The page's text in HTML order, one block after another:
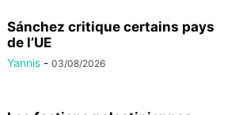
Sánchez critique certains pays
de l’UE
Yannis - 03/08/2026